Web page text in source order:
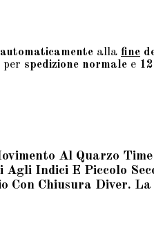
alla fine
per spedizione normale e
Al Quarzo
Indici E Piccolo
Chiusura Diver.